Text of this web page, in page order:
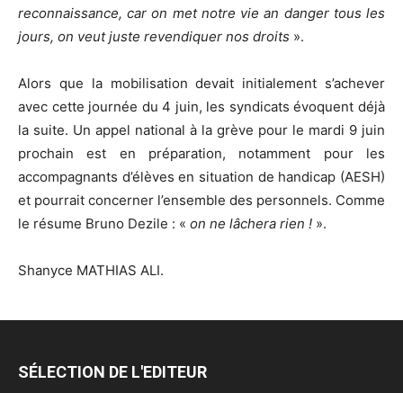
reconnaissance, car on met notre vie an danger tous les
jours, on veut juste revendiquer nos droits ».
Alors que la mobilisation devait initialement s’achever
avec cette journée du 4 juin, les syndicats évoquent déjà
la suite. Un appel national à la grève pour le mardi 9 juin
prochain est en préparation, notamment pour les
accompagnants d’élèves en situation de handicap (AESH)
et pourrait concerner l’ensemble des personnels. Comme
le résume Bruno Dezile : « on ne lâchera rien ! ».
Shanyce MATHIAS ALI.
SÉLECTION DE L'EDITEUR